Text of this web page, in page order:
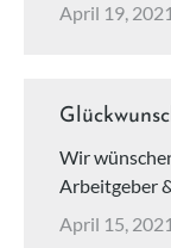
April 19, 2021
Wir
Arbeitgeber
April 15, 2021